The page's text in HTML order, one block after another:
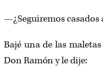
—¿Seguiremos casados
Bajé una de las
Don Ramón y le dije: